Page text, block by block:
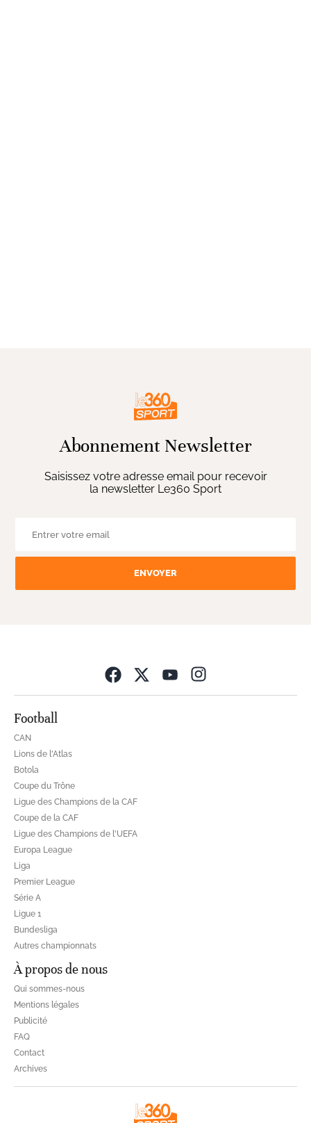
Abonnement Newsletter
Saisissez votre adresse email pour recevoir
la newsletter Le360 Sport
ENVOYER
Football
CAN
Lions de l'Atlas
Botola
Coupe du Trône
Ligue des Champions de la CAF
Coupe de la CAF
Ligue des Champions de l'UEFA
Europa League
Liga
Premier League
Série A
Ligue 1
Bundesliga
Autres championnats
À propos de nous
Qui sommes-nous
Mentions légales
Publicité
FAQ
Contact
Archives